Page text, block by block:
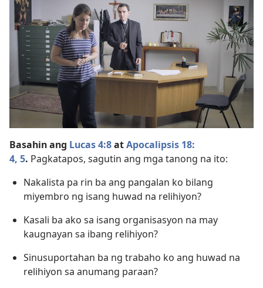
Basahin ang Lucas 4:8atApocalipsis 18:​
4, 5. Pagkatapos, sagutin ang mga tanong na ito:
Nakalista pa rin ba ang pangalan ko bilang
miyembro ng isang huwad na relihiyon?
Kasali ba ako sa isang organisasyon na may
kaugnayan sa ibang relihiyon?
Sinusuportahan ba ng trabaho ko ang huwad na
relihiyon sa anumang paraan?